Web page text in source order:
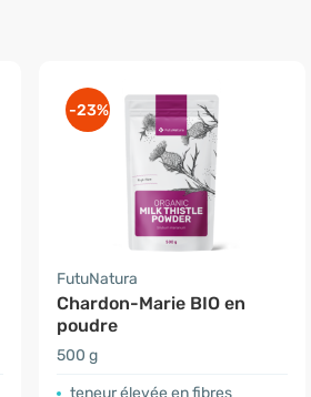
-23%
FutuNatura
Chardon-Marie BIO en
poudre
500 g
teneur élevée en fibres